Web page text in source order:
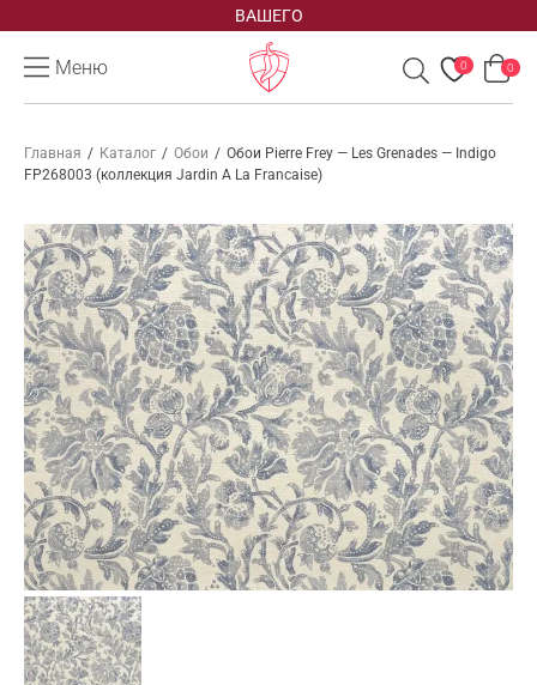
ВАШЕГО
Меню 0 0
Главная / Каталог / Обои / Обои Pierre Frey — Les Grenades — Indigo
FP268003 (коллекция Jardin A La Francaise)